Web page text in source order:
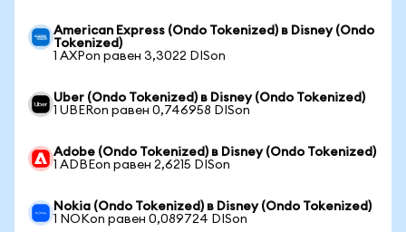
American Express (Ondo Tokenized) в Disney (Ondo
Tokenized)
1 AXPon равен 3,3022 DISon
Uber (Ondo Tokenized) в Disney (Ondo Tokenized)
1 UBERon равен 0,746958 DISon
Adobe (Ondo Tokenized) в Disney (Ondo Tokenized)
1 ADBEon равен 2,6215 DISon
Nokia (Ondo Tokenized) в Disney (Ondo Tokenized)
1 NOKon равен 0,089724 DISon